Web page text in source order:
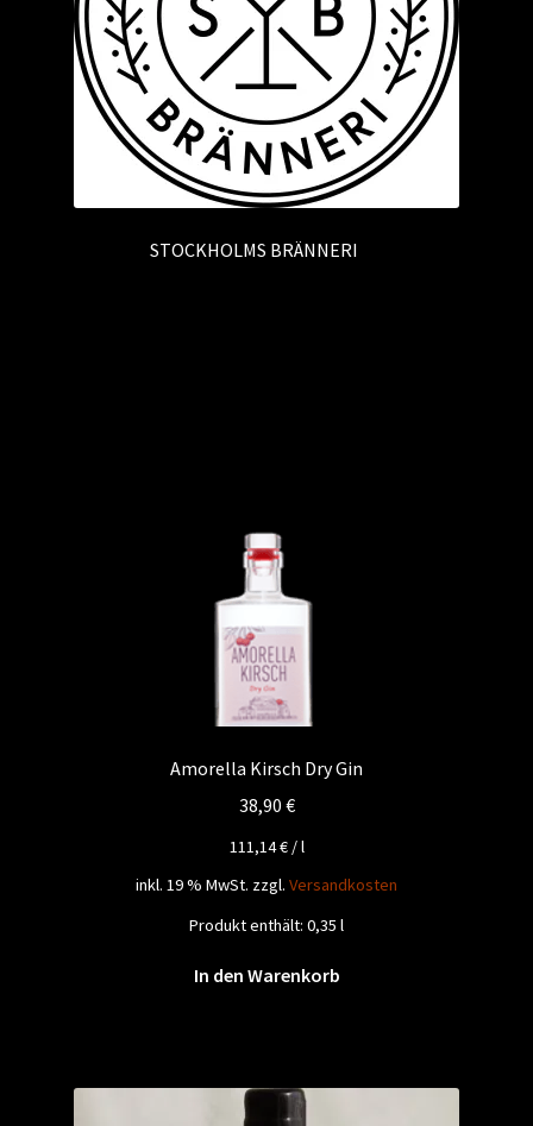
STOCKHOLMS BRÄNNERI
Amorella Kirsch Dry Gin
38,90 €
111,14€/l
inkl. 19 % MwSt. zzgl. Versandkosten
Produkt enthält: 0,35 l
In den Warenkorb